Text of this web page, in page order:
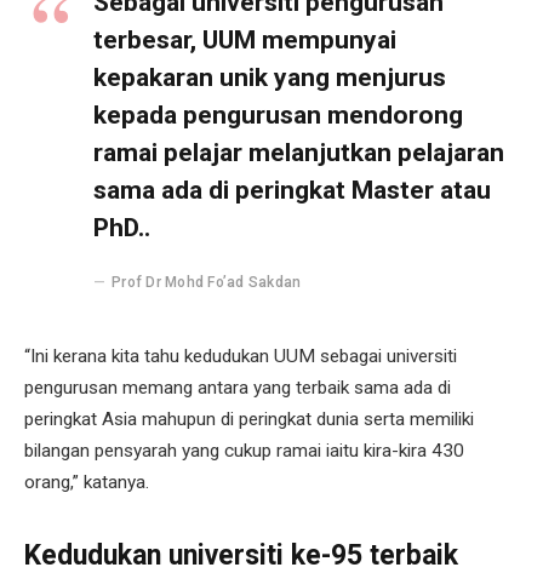
terbesar, UUM mempunyai
kepakaran unik yang menjurus
kepada pengurusan mendorong
ramai pelajar melanjutkan pelajaran
sama ada di peringkat Master atau
PhD..
Prof Dr Mohd Fo’ad Sakdan
“Ini kerana kita tahu kedudukan UUM sebagai universiti
pengurusan memang antara yang terbaik sama ada di
peringkat Asia mahupun di peringkat dunia serta memiliki
bilangan pensyarah yang cukup ramai iaitu kira-kira 430
orang,” katanya.
Kedudukan universiti ke-95 terbaik